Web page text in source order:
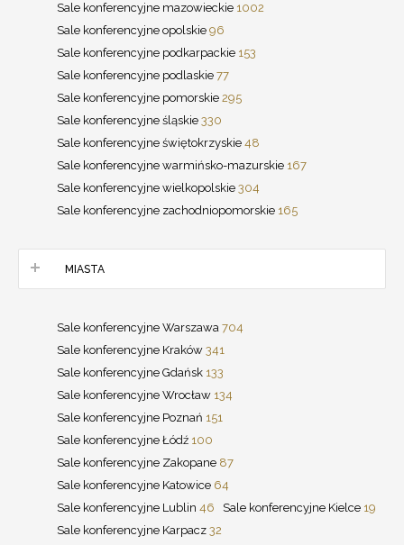
Sale konferencyjne mazowieckie 1002
Sale konferencyjne opolskie 96
Sale konferencyjne podkarpackie 153
Sale konferencyjne podlaskie 77
Sale konferencyjne pomorskie 295
Sale konferencyjne śląskie 330
Sale konferencyjne świętokrzyskie 48
Sale konferencyjne warmińsko-mazurskie 167
Sale konferencyjne wielkopolskie 304
Sale konferencyjne zachodniopomorskie 165
MIASTA
Sale konferencyjne Warszawa 704
Sale konferencyjne Kraków 341
Sale konferencyjne Gdańsk 133
Sale konferencyjne Wrocław 134
Sale konferencyjne Poznań 151
Sale konferencyjne Łódź 100
Sale konferencyjne Zakopane 87
Sale konferencyjne Katowice 64
Sale konferencyjne Lublin 46 Sale konferencyjne Kielce 19
Sale konferencyjne Karpacz 32